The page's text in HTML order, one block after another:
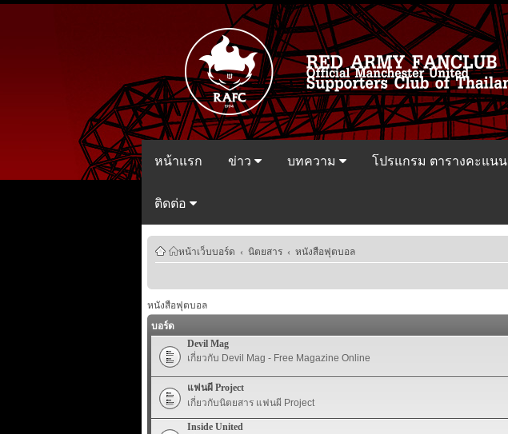
หน้าแรก ข่าว บทความ โปรแกรม ตารางคะแนน
ติดต่อ
หน้าเว็บบอร์ด ‹ นิตยสาร ‹ หนังสือฟุตบอล
หนังสือฟุตบอล
บอร์ด
Devil Mag
เกี่ยวกับ Devil Mag - Free Magazine Online
แฟนผี Project
เกี่ยวกับนิตยสาร แฟนผี Project
Inside United